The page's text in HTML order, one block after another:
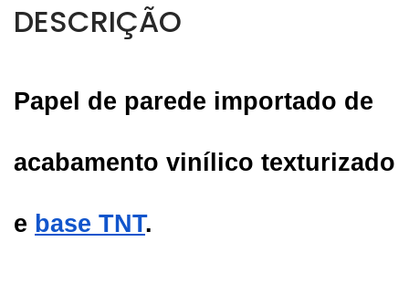
DESCRIÇÃO
Papel de parede importado de
acabamento vinílico texturizado
e base TNT.